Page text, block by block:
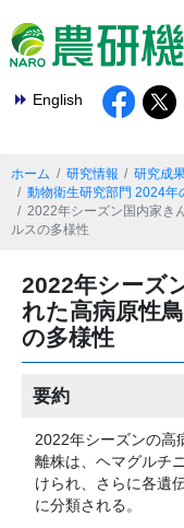
English
ホーム 研究情報 研究成
動物衛生研究部門 2024年
2022年シーズン国内家き
ルスの多様性
2022年シーズ
れた高病原性
の多様性
要約
2022年シーズンの高
離株は、ヘマグルチ
けられ、さらに各遺
に分類される。